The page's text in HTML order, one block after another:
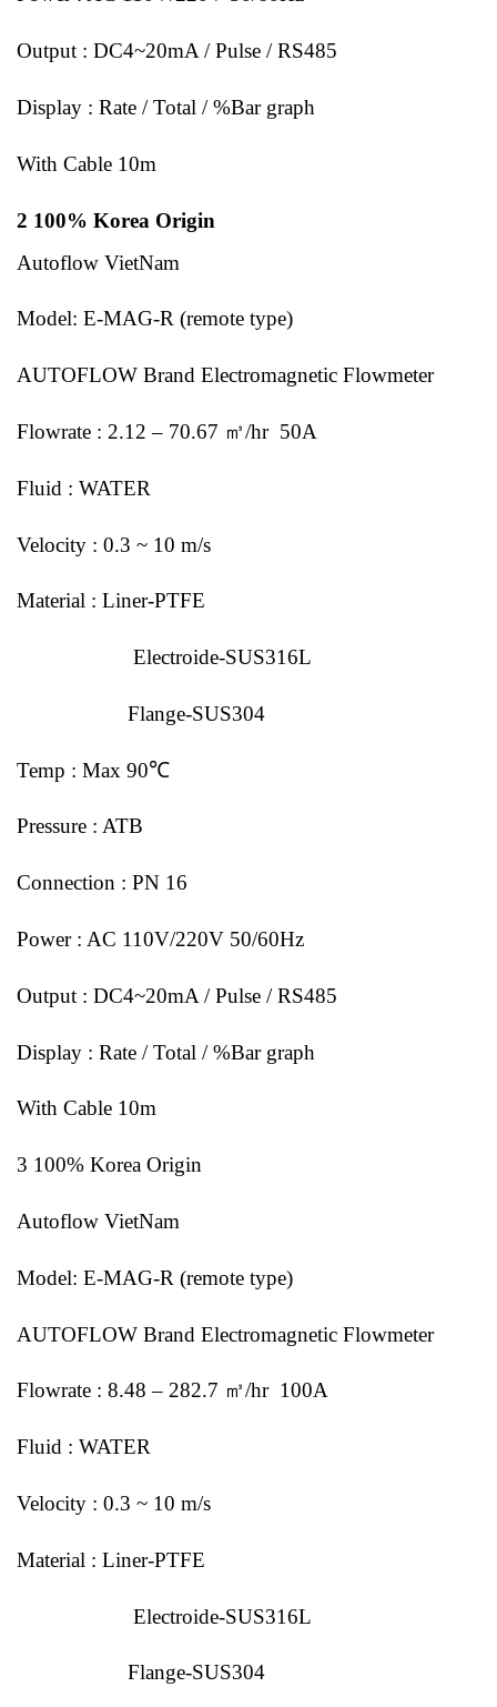
Output : DC4~20mA / Pulse / RS485
Display : Rate / Total / %Bar graph
With Cable 10m
2 100% Korea Origin
Autoflow VietNam
Model: E-MAG-R (remote type)
AUTOFLOW Brand Electromagnetic Flowmeter
Flowrate : 2.12 – 70.67 ㎥/hr 50A
Fluid : WATER
Velocity : 0.3 ~ 10 m/s
Material : Liner-PTFE
Electroide-SUS316L
Flange-SUS304
Temp : Max 90℃
Pressure : ATB
Connection : PN 16
Power : AC 110V/220V 50/60Hz
Output : DC4~20mA / Pulse / RS485
Display : Rate / Total / %Bar graph
With Cable 10m
3 100% Korea Origin
Autoflow VietNam
Model: E-MAG-R (remote type)
AUTOFLOW Brand Electromagnetic Flowmeter
Flowrate : 8.48 – 282.7 ㎥/hr 100A
Fluid : WATER
Velocity : 0.3 ~ 10 m/s
Material : Liner-PTFE
Electroide-SUS316L
Flange-SUS304